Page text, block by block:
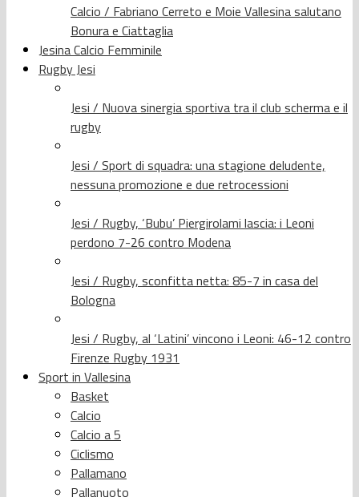
Calcio / Fabriano Cerreto e Moie Vallesina salutano
Bonura e Ciattaglia
Jesina Calcio Femminile
Rugby Jesi
Jesi / Nuova sinergia sportiva tra il club scherma e il
rugby
Jesi / Sport di squadra: una stagione deludente,
nessuna promozione e due retrocessioni
Jesi / Rugby, ‘Bubu’ Piergirolami lascia: i Leoni
perdono 7-26 contro Modena
Jesi / Rugby, sconfitta netta: 85-7 in casa del
Bologna
Jesi / Rugby, al ‘Latini’ vincono i Leoni: 46-12 contro
Firenze Rugby 1931
Sport in Vallesina
Basket
Calcio
Calcio a 5
Ciclismo
Pallamano
Pallanuoto